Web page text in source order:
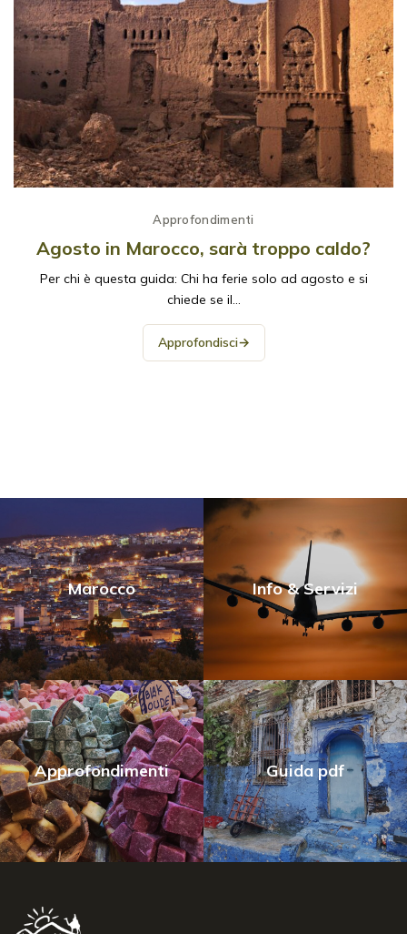
Approfondimenti
Agosto in Marocco, sarà troppo caldo?
Per chi è questa guida: Chi ha ferie solo ad agosto e si
chiede se il…
Approfondisci→
Marocco Info & Servizi
Approfondimenti Guida pdf